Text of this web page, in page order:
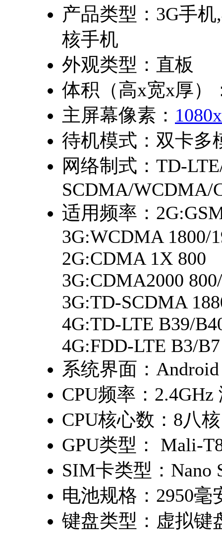
产品类型： 3G手
核手机
外观类型： 直板
体积（高x宽x厚）
主屏幕像素：
待机模式： 双卡多
网络制式： TD-
SCDMA/WCDMA/
适用频率：
3G:WCDMA 1800/
2G:CDMA 1X 800
3G:CDMA2000
3G:TD-SCDMA
4G:TD-LTE B39/
4G:FDD-LTE B3/B7
系统界面：
CPU频率： 2.4GHz
CPU核心数： 8八核
GPU类型：
Mali-
SIM卡类型： Nano
电池规格： 2950毫
键盘类型： 虚拟键